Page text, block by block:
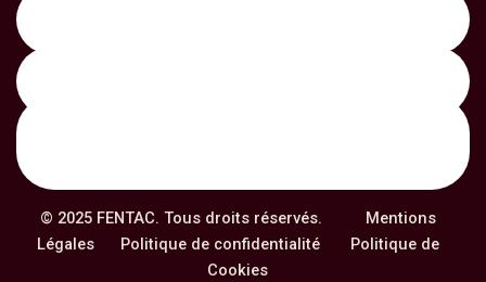
© 2025 FENTAC. Tous droits réservés.
Mentions
Légales
Politique de confidentialité
Politique de
Cookies